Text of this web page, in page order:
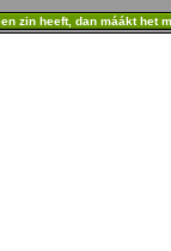
zin heeft, dan máákt het